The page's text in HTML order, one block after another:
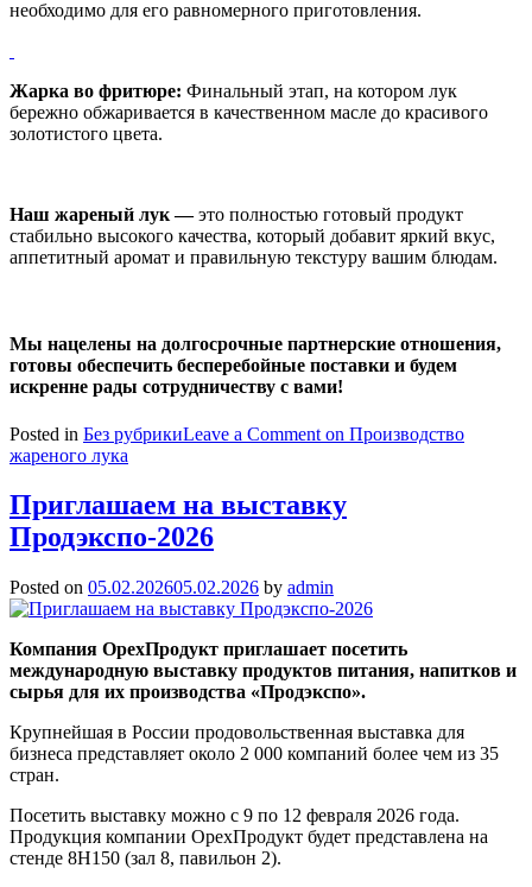
необходимо для его равномерного приготовления.
Жарка во фритюре: Финальный этап, на котором лук
бережно обжаривается в качественном масле до красивого
золотистого цвета.
Наш жареный лук —это полностью готовый продукт
стабильно высокого качества, который добавит яркий вкус,
аппетитный аромат и правильную текстуру вашим блюдам.
Мы нацелены на долгосрочные партнерские отношения,
готовы обеспечить бесперебойные поставки и будем
искренне рады сотрудничеству с вами!
Posted in Без рубрикиLeave a Comment on Производство
жареного лука
Приглашаем на выставку
Продэкспо-2026
Posted on 05.02.202605.02.2026 by admin
Компания ОрехПродукт приглашает посетить
международную выставку продуктов питания, напитков и
сырья для их производства «Продэкспо».
Крупнейшая в России продовольственная выставка для
бизнеса представляет около 2 000 компаний более чем из 35
стран.
Посетить выставку можно с 9 по 12 февраля 2026 года.
Продукция компании ОрехПродукт будет представлена на
стенде 8Н150 (зал 8, павильон 2).